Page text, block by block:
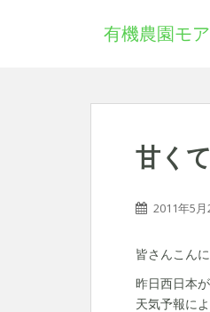
有機農園モ
甘く
2011年5月
皆さんこん
昨日西日本
天気予報に